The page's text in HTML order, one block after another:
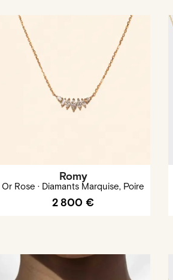
Romy
Or Rose · Diamants Marquise, Poire
2 800 €